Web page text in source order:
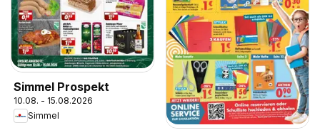
Simmel Prospekt
10.08. - 15.08.2026
Simmel